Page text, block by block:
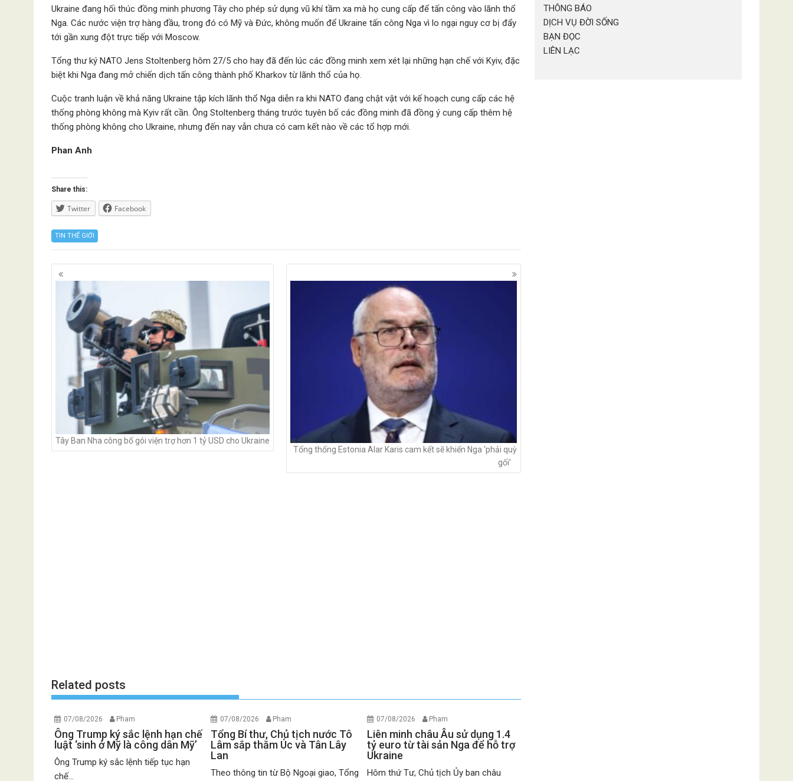
Ukraine đang hối thúc đồng minh phương Tây cho phép sử dụng vũ khí tầm xa mà họ cung cấp để tấn công vào lãnh thổ
Nga. Các nước viện trợ hàng đầu, trong đó có Mỹ và Đức, không muốn để Ukraine tấn công Nga vì lo ngại nguy cơ bị đẩy
tới gần xung đột trực tiếp với Moscow.
Tổng thư ký NATO Jens Stoltenberg hôm 27/5 cho hay đã đến lúc các đồng minh xem xét lại những hạn chế với Kyiv, đặc
biệt khi Nga đang mở chiến dịch tấn công thành phố Kharkov từ lãnh thổ của họ.
Cuộc tranh luận về khả năng Ukraine tập kích lãnh thổ Nga diễn ra khi NATO đang chật vật với kế hoạch cung cấp các hệ
thống phòng không mà Kyiv rất cần. Ông Stoltenberg tháng trước tuyên bố các đồng minh đã đồng ý cung cấp thêm hệ
thống phòng không cho Ukraine, nhưng đến nay vẫn chưa có cam kết nào về các tổ hợp mới.
Phan Anh
Share this:
Twitter Facebook
TIN THẾ GIỚI
Posts
navigation
Tây Ban Nha công bố gói viện trợ hơn 1 tỷ USD cho Ukraine
Tổng thống Estonia Alar Karis cam kết sẽ khiến Nga ‘phải quỳ
gối’
Related posts
07/08/2026 Pham
Ông Trump ký sắc lệnh hạn chế
luật ‘sinh ở Mỹ là công dân Mỹ’
Ông Trump ký sắc lệnh tiếp tục hạn
chế...
07/08/2026 Pham
Tổng Bí thư, Chủ tịch nước Tô
Lâm sắp thăm Úc và Tân Lây
Lan
Theo thông tin từ Bộ Ngoại giao, Tổng
07/08/2026 Pham
Liên minh châu Âu sử dụng 1.4
tỷ euro từ tài sản Nga để hỗ trợ
Ukraine
Hôm thứ Tư, Chủ tịch Ủy ban châu
THÔNG BÁO
DỊCH VỤ ĐỜI SỐNG
BẠN ĐỌC
LIÊN LẠC